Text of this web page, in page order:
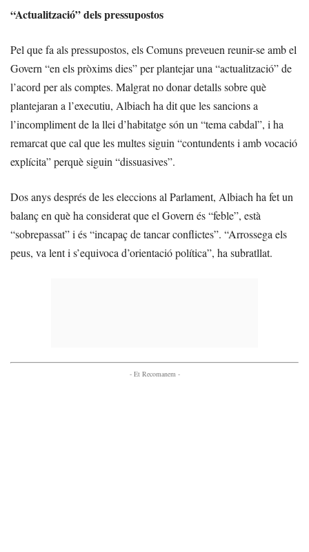
“Actualització” dels pressupostos
Pel que fa als pressupostos, els Comuns preveuen reunir-se amb el
Govern “en els pròxims dies” per plantejar una “actualització” de
l’acord per als comptes. Malgrat no donar detalls sobre què
plantejaran a l’executiu, Albiach ha dit que les sancions a
l’incompliment de la llei d’habitatge són un “tema cabdal”, i ha
remarcat que cal que les multes siguin “contundents i amb vocació
explícita” perquè siguin “dissuasives”.
Dos anys després de les eleccions al Parlament, Albiach ha fet un
balanç en què ha considerat que el Govern és “feble”, està
“sobrepassat” i és “incapaç de tancar conflictes”. “Arrossega els
peus, va lent i s’equivoca d’orientació política”, ha subratllat.
- Et Recomanem -